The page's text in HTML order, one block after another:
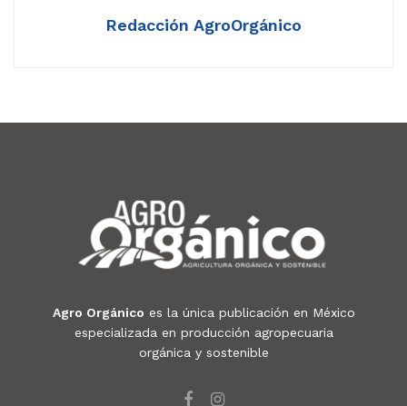
Redacción AgroOrgánico
Agro Orgánico es la única publicación en México
especializada en producción agropecuaria
orgánica y sostenible